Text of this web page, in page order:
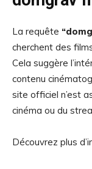
La requête
cherchent des
Cela suggère
contenu
site officiel n’est
cinéma ou du
Découvrez plus